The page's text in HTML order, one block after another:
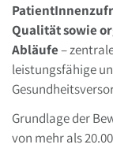
Qualität sowie
Abläufe–
leistungsfähige
Grundlage der
von mehr als